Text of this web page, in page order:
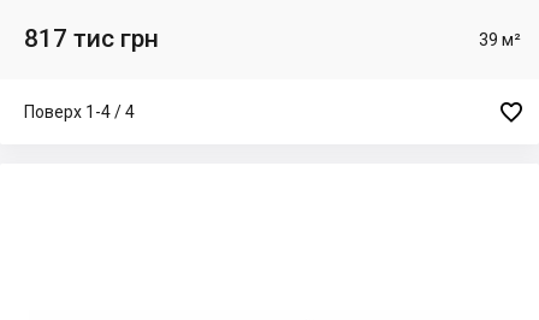
817 тис грн 39 м²
Поверх 1-4 / 4 